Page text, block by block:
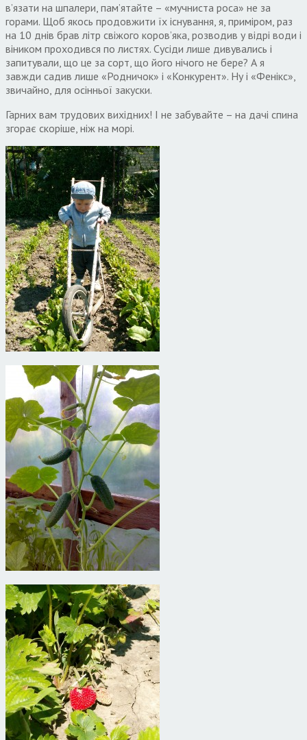
в’язати на шпалери, пам’ятайте – «мучниста роса» не за
горами. Щоб якось продовжити їх існування, я, приміром, раз
на 10 днів брав літр свіжого коров’яка, розводив у відрі води і
віником проходився по листях. Сусіди лише дивувались і
запитували, що це за сорт, що його нічого не бере? А я
завжди садив лише «Родничок» і «Конкурент». Ну і «Фенікс»,
звичайно, для осінньої закуски.
Гарних вам трудових вихідних! І не забувайте – на дачі спина
згорає скоріше, ніж на морі.